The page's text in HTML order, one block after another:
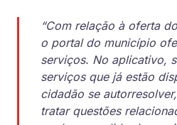
“Com relação à oferta
o portal do município
serviços. No aplicativo,
serviços que já estão
cidadão se
tratar questões